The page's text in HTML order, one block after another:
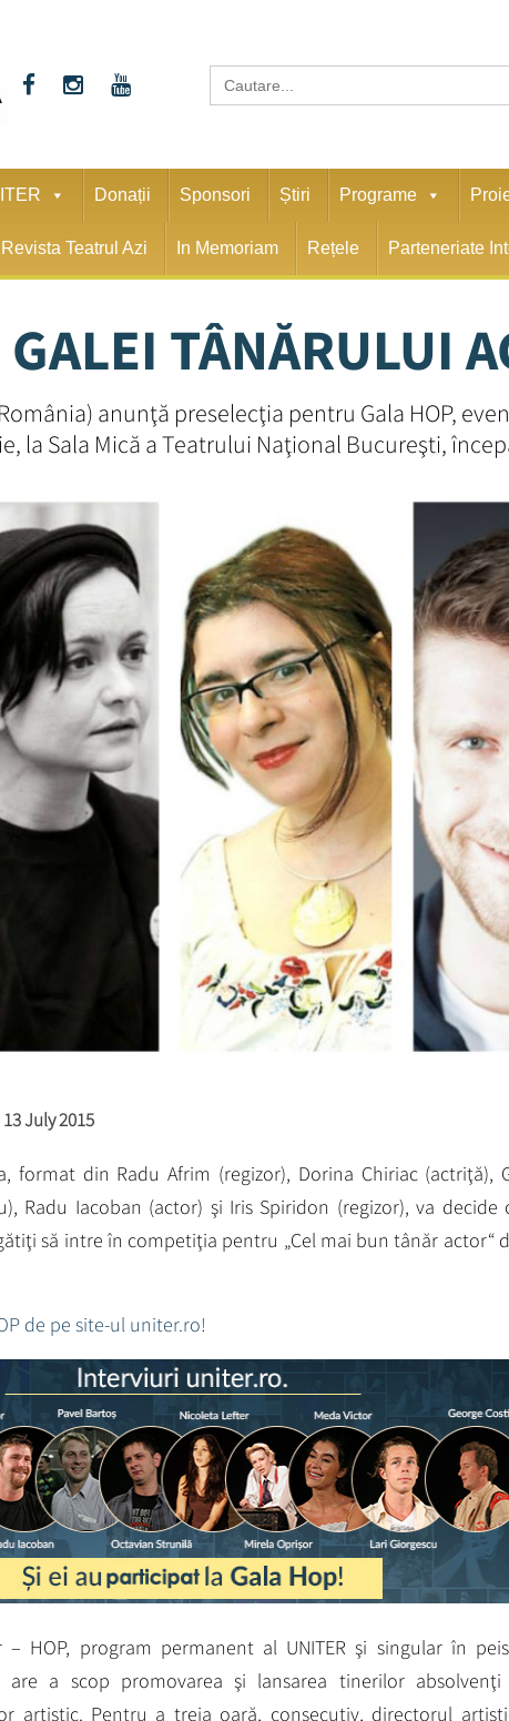
Search
for:
Donații Sponsori Știri Programe
Revista Teatrul Azi In Memoriam Rețele Parteneriate
TÂNĂRULUI
anunţă preselecţia pentru Gala HOP,
la Sala Mică a Teatrului Naţional Bucureşti,
July 2015
format din Radu Afrim (regizor), Dorina Chiriac (actriţă),
Radu Iacoban (actor) şi Iris Spiridon (regizor), va decide
să intre în competiţia pentru „Cel mai bun tânăr actor“
de pe site-ul uniter.ro!
– HOP, program permanent al UNITER şi singular în
are a scop promovarea şi lansarea tinerilor absolvenţi
artistic. Pentru a treia oară, consecutiv, directorul